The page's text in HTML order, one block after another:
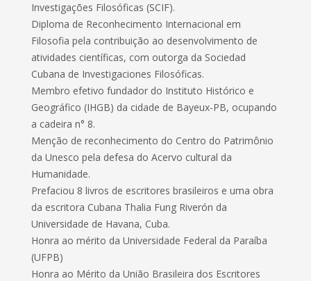
Investigações Filosóficas (SCIF).
Diploma de Reconhecimento Internacional em
Filosofia pela contribuição ao desenvolvimento de
atividades científicas, com outorga da Sociedad
Cubana de Investigaciones Filosóficas.
Membro efetivo fundador do Instituto Histórico e
Geográfico (IHGB) da cidade de Bayeux-PB, ocupando
a cadeira n° 8.
Menção de reconhecimento do Centro do Patrimônio
da Unesco pela defesa do Acervo cultural da
Humanidade.
Prefaciou 8 livros de escritores brasileiros e uma obra
da escritora Cubana Thalia Fung Riverón da
Universidade de Havana, Cuba.
Honra ao mérito da Universidade Federal da Paraíba
(UFPB)
Honra ao Mérito da União Brasileira dos Escritores